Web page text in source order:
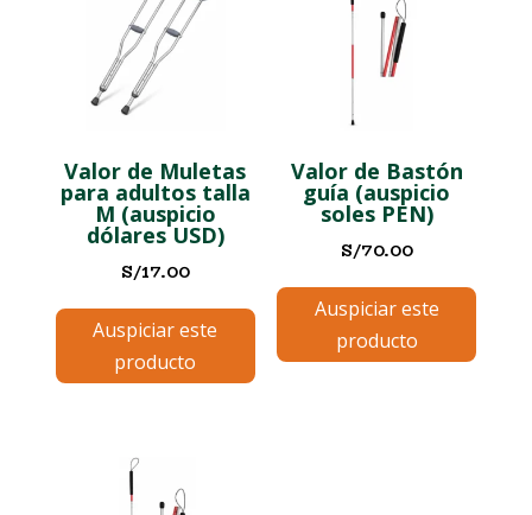
Valor de Muletas
para adultos talla
M (auspicio
dólares USD)
S/17.00
Auspiciar este
producto
Valor de Bastón
guía (auspicio
soles PEN)
S/70.00
Auspiciar este
producto